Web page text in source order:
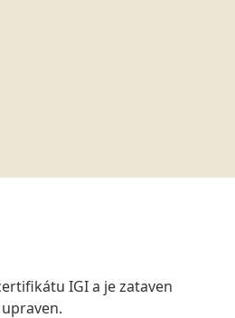
IGI a je zataven